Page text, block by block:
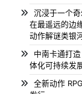
沉浸于一个
在最遥远的边
动作解谜类银
中南卡通打
体化可持续发
全新动作